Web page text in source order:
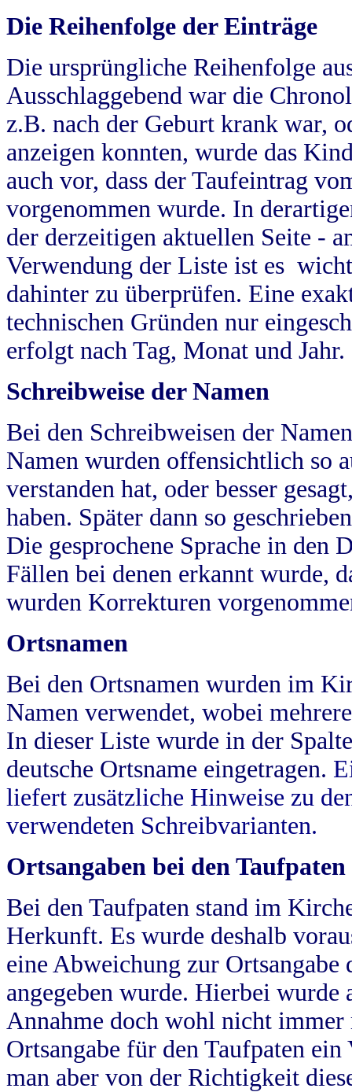
Die Reihenfolge der Einträge
Die ursprüngliche Reihenfolge
Ausschlaggebend war die
z.B. nach der Geburt krank war,
anzeigen konnten, wurde das
auch vor, dass der Taufeintrag
vorgenommen wurde. In
der derzeitigen aktuellen Seite -
Verwendung der Liste ist es
dahinter zu überprüfen. Eine
technischen Gründen nur
erfolgt nach Tag, Monat und Jahr.
Schreibweise der Namen
Bei den Schreibweisen der
Namen wurden offensichtlich so
verstanden hat, oder besser
haben. Später dann so
Die gesprochene Sprache in
Fällen bei denen erkannt wurde,
wurden Korrekturen
Ortsnamen
Bei den Ortsnamen wurden im
Namen verwendet, wobei
In dieser Liste wurde in der
deutsche Ortsname eingetragen.
liefert zusätzliche Hinweise zu
verwendeten Schreibvarianten.
Ortsangaben bei den Taufpaten
Bei den Taufpaten stand im
Herkunft. Es wurde deshalb
eine Abweichung zur
angegeben wurde. Hierbei wurde
Annahme doch wohl nicht
Ortsangabe für den Taufpaten
man aber von der Richtigkeit